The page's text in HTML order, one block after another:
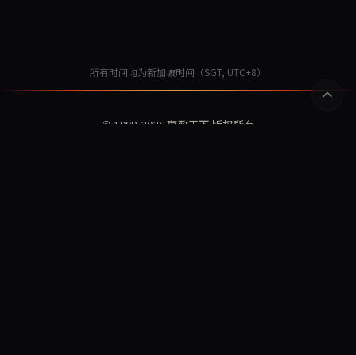
所有时间均为新加坡时间（SGT, UTC+8）
© 1998-2026赢政天下 版权所有